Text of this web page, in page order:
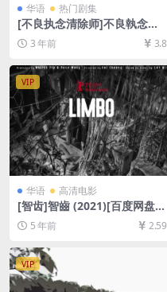
华语 热门剧集
[不良执念清除师]不良執念清
除師 (2023)[百度网盘+迅雷云
盘资源1080P超清未删减][MP
4/18GB][中文字幕]
3 年前 3.8
VIP
华语 高清电影
[智齿]智齒 (2021)[百度网盘
+迅雷云盘资源1080P超清未
删减][MP4/6.9GB][粤语中字]
5 年前 2.59
VIP